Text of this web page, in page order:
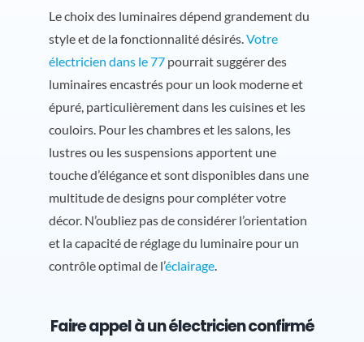
Le choix des luminaires dépend grandement du
style et de la fonctionnalité désirés.Votre
électricien dans le 77pourrait suggérer des
luminaires encastrés pour un look moderne et
épuré, particulièrement dans les cuisines et les
couloirs. Pour les chambres et les salons, les
lustres ou les suspensions apportent une
touche d’élégance et sont disponibles dans une
multitude de designs pour compléter votre
décor. N’oubliez pas de considérer l’orientation
et la capacité de réglage du luminaire pour un
contrôle optimal de l’éclairage.
Faire appel à un électricien confirmé